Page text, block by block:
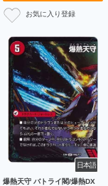
日本語
爆熱天守 バトライ閣/爆熱DX